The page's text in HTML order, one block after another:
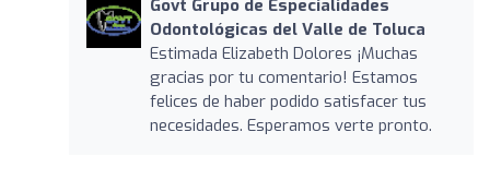
Govt Grupo de Especialidades
Odontológicas del Valle de Toluca
Estimada Elizabeth Dolores ¡Muchas
gracias por tu comentario! Estamos
felices de haber podido satisfacer tus
necesidades. Esperamos verte pronto.